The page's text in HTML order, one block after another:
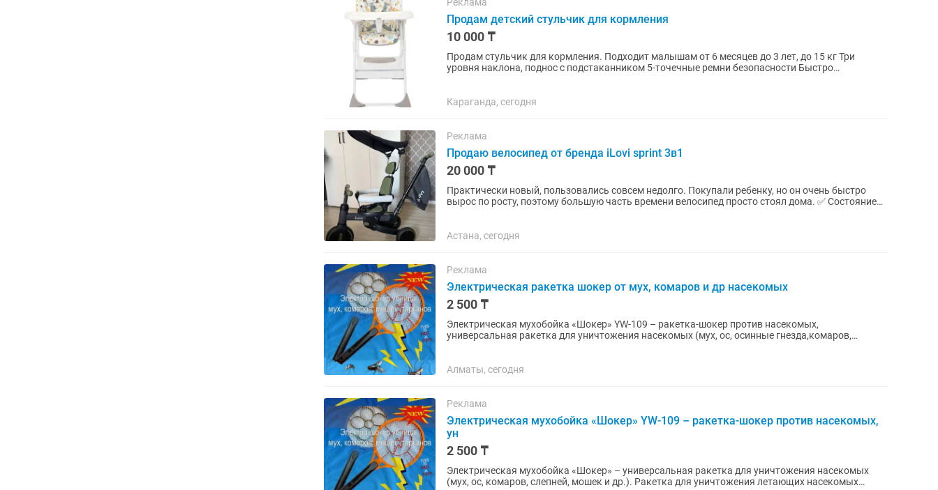
Продам детский стульчик для кормления
10 000 ₸
Продам стульчик для кормления. Подходит малышам от 6 месяцев до 3 лет, до 15 кг Три
уровня наклона, поднос с подстаканником 5-точечные ремни безопасности Быстро
Караганда, сегодня
Реклама
Продаю велосипед от бренда iLovi sprint 3в1
20 000 ₸
Практически новый, пользовались совсем недолго. Покупали ребенку, но он очень быстро
вырос по росту, поэтому большую часть времени велосипед просто стоял дома. ✅ Состояние
Астана, сегодня
Реклама
Электрическая ракетка шокер от мух, комаров и др насекомых
2 500 ₸
Электрическая мухобойка «Шокер» YW-109 – ракетка-шокер против насекомых,
универсальная ракетка для уничтожения насекомых (мух, ос, осинные гнезда,комаров,
Алматы, сегодня
Реклама
Электрическая мухобойка «Шокер» YW-109 – ракетка-шокер против насекомых,
ун
2 500 ₸
Электрическая мухобойка «Шокер» – универсальная ракетка для уничтожения насекомых
(мух, ос, комаров, слепней, мошек и др.). Ракетка для уничтожения летающих насекомых